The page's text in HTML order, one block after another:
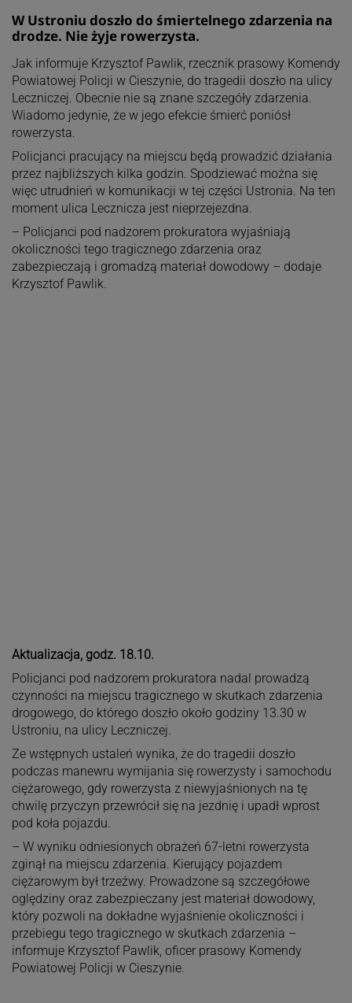
W Ustroniu doszło do śmiertelnego zdarzenia na
drodze. Nie żyje rowerzysta.
Jak informuje Krzysztof Pawlik, rzecznik prasowy Komendy
Powiatowej Policji w Cieszynie, do tragedii doszło na ulicy
Leczniczej. Obecnie nie są znane szczegóły zdarzenia.
Wiadomo jedynie, że w jego efekcie śmierć poniósł
rowerzysta.
Policjanci pracujący na miejscu będą prowadzić działania
przez najbliższych kilka godzin. Spodziewać można się
więc utrudnień w komunikacji w tej części Ustronia. Na ten
moment ulica Lecznicza jest nieprzejezdna.
– Policjanci pod nadzorem prokuratora wyjaśniają
okoliczności tego tragicznego zdarzenia oraz
zabezpieczają i gromadzą materiał dowodowy – dodaje
Krzysztof Pawlik.
Aktualizacja, godz. 18.10.
Policjanci pod nadzorem prokuratora nadal prowadzą
czynności na miejscu tragicznego w skutkach zdarzenia
drogowego, do którego doszło około godziny 13.30 w
Ustroniu, na ulicy Leczniczej.
Ze wstępnych ustaleń wynika, że do tragedii doszło
podczas manewru wymijania się rowerzysty i samochodu
ciężarowego, gdy rowerzysta z niewyjaśnionych na tę
chwilę przyczyn przewrócił się na jezdnię i upadł wprost
pod koła pojazdu.
– W wyniku odniesionych obrażeń 67-letni rowerzysta
zginął na miejscu zdarzenia. Kierujący pojazdem
ciężarowym był trzeźwy. Prowadzone są szczegółowe
oględziny oraz zabezpieczany jest materiał dowodowy,
który pozwoli na dokładne wyjaśnienie okoliczności i
przebiegu tego tragicznego w skutkach zdarzenia –
informuje Krzysztof Pawlik, oficer prasowy Komendy
Powiatowej Policji w Cieszynie.